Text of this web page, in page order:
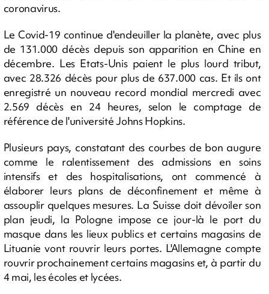
coronavirus.
Le Covid-19 continue d'endeuiller la planète, avec plus
de 131.000 décès depuis son apparition en Chine en
décembre. Les Etats-Unis paient le plus lourd tribut,
avec 28.326 décès pour plus de 637.000 cas. Et ils ont
enregistré un nouveau record mondial mercredi avec
2.569 décès en 24 heures, selon le comptage de
référence de l'université Johns Hopkins.
Plusieurs pays, constatant des courbes de bon augure
comme le ralentissement des admissions en soins
intensifs et des hospitalisations, ont commencé à
élaborer leurs plans de déconfinement et même à
assouplir quelques mesures. La Suisse doit dévoiler son
plan jeudi, la Pologne impose ce jour-là le port du
masque dans les lieux publics et certains magasins de
Lituanie vont rouvrir leurs portes. L'Allemagne compte
rouvrir prochainement certains magasins et, à partir du
4 mai, les écoles et lycées.